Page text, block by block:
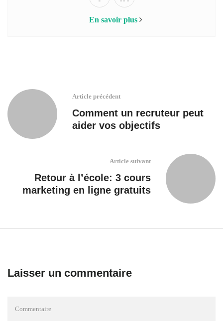
En savoir plus
Article précédent
Comment un recruteur peut
aider vos objectifs
Article suivant
Retour à l’école: 3 cours
marketing en ligne gratuits
Laisser un commentaire